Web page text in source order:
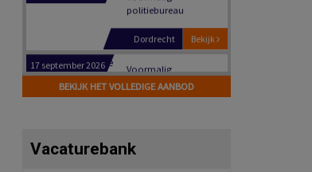
Voormalig
politiebureau
17 september 2026
Voormalig
BEKIJK HET VOLLEDIGE AANBOD
Vacaturebank